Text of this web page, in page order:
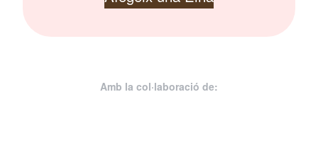
Amb la col·laboració de: